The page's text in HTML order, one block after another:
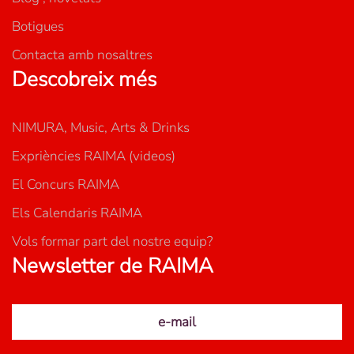
la
pàgina
del
producte
Botigues
Contacta amb nosaltres
Descobreix més
NIMURA, Music, Arts & Drinks
Expriències RAIMA (videos)
El Concurs RAIMA
Els Calendaris RAIMA
Vols formar part del nostre equip?
Newsletter de RAIMA
e-mail